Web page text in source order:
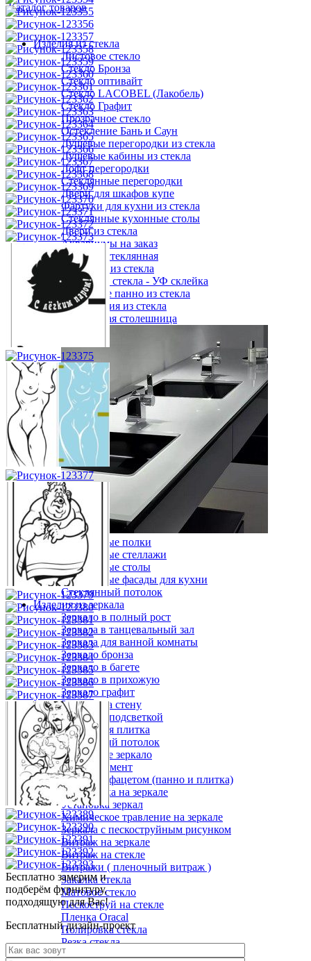
Каталог товаров
Изделия из стекла
Листовое стекло
Стекло Бронза
Стекло оптивайт
Стекло LACOBEL (Лакобель)
Стекло Графит
Прозрачное стекло
Остекление Бань и Саун
Душевые перегородки из стекла
Душевые кабины из стекла
Лофт перегородки
Стеклянные перегородки
Двери для шкафов купе
Фартуки для кухни из стекла
Стеклянные кухонные столы
Двери из стекла
Аквариумы на заказ
Витрина стеклянная
Козырьки из стекла
Мебель из стекла - УФ склейка
Настенное панно из стекла
Ограждения из стекла
Стеклянная столешница
Стеклянные полки
Стеклянные стеллажи
Стеклянные столы
Стеклянные фасады для кухни
Стеклянный потолок
Изделия из зеркала
Зеркало в полный рост
Зеркала в танцевальный зал
Зеркала для ванной комнаты
Зеркало бронза
Зеркало в багете
Зеркало в прихожую
Зеркало графит
Зеркало на стену
Зеркало с подсветкой
Зеркальная плитка
Зеркальный потолок
Напольное зеркало
Услуги/Ассортимент
Зеркало с фацетом (панно и плитка)
Гравировка на зеркале
Установка зеркал
Химическое травление на зеркале
Зеркала с пескоструйным рисунком
Витраж на зеркале
Витраж на стекле
Витражи ( пленочный витраж )
Закалка стекла
Матовое стекло
Пескоструй на стекле
Пленка Oracal
Полировка стекла
Резка стекла
Сверление стекла
Бесплатно замерим и
подберём фурнитуру,
подходящую для Вас!
Бесплатный дизайн-проект